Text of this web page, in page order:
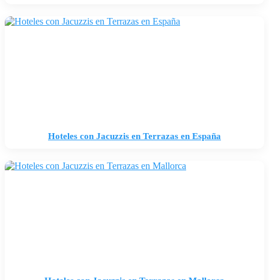
Hoteles con Jacuzzis en Terrazas en España